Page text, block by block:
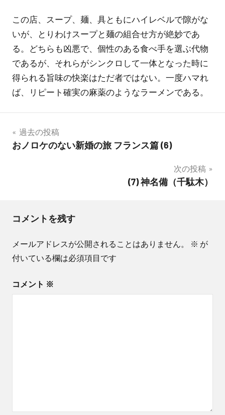
この店、スープ、麺、具ともにハイレベルで隙がな
いが、とりわけスープと麺の組合せ方が絶妙であ
る。どちらも凶悪で、個性のある食べ手を選ぶ代物
であるが、それらがシンクロして一体となった時に
得られる旨味の快楽はただ者ではない。一度ハマれ
ば、リピート確実の麻薬のようなラーメンである。
投
稿
ゲ
シ
ン
過去の投稿
おノロケのない新婚の旅 フランス篇 (6)
次の投稿
(7) 神名備（千駄木）
コメントを残す
メールアドレスが公開されることはありません。 ※ が
付いている欄は必須項目です
コメント ※